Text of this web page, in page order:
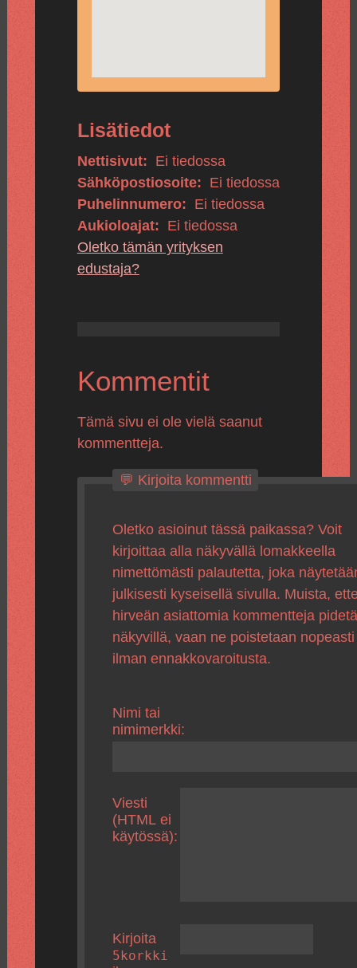
Lisätiedot
Nettisivut: Ei tiedossa
Sähköpostiosoite: Ei tiedossa
Puhelinnumero: Ei tiedossa
Aukioloajat: Ei tiedossa
Oletko tämän yrityksen
edustaja?
Kommentit
Tämä sivu ei ole vielä saanut
kommentteja.
💬 Kirjoita kommentti
Oletko asioinut tässä paikassa? Voit
kirjoittaa alla näkyvällä lomakkeella
nimettömästi palautetta, joka
julkisesti kyseisellä sivulla. Muista,
hirveän asiattomia kommentteja pidetä
näkyvillä, vaan ne poistetaan
ilman ennakkovaroitusta.
Nimi tai
nimimerkki:
Viesti
(HTML ei
käytössä):
Kirjoita
5korkki